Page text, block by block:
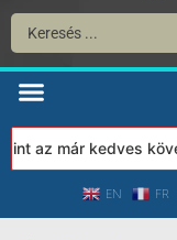
az már kedves
EN FR